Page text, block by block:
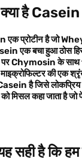
हैCasein
एक प्रोटीन है जो
एक बचा हुआ ठोस
Chymosin के साथ
माइक्रोफिल्टर की एक
है जिसे
मिसल कहा जाता है जो
सही है कि